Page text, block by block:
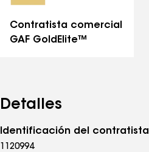
Contratista comercial
GAF GoldElite™
Detalles
Identificación del contratista
1120994